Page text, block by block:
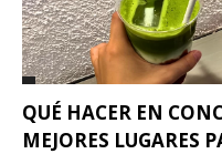
QUÉ HACER EN
MEJORES LUGARES